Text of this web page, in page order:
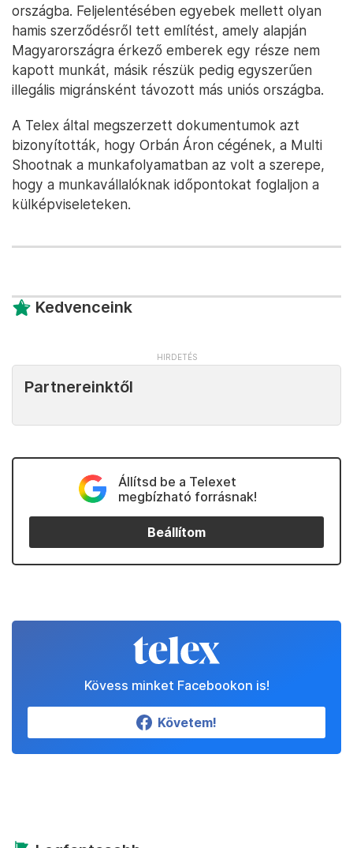
országba. Feljelentésében egyebek mellett olyan
hamis szerződésről tett említést, amely alapján
Magyarországra érkező emberek egy része nem
kapott munkát, másik részük pedig egyszerűen
illegális migránsként távozott más uniós országba.
A Telex által megszerzett dokumentumok azt
bizonyították, hogy Orbán Áron cégének, a Multi
Shootnak a munkafolyamatban az volt a szerepe,
hogy a munkavállalóknak időpontokat foglaljon a
külképviseleteken.
Kedvenceink
Partnereinktől
Állítsd be a Telexet
megbízható forrásnak!
Beállítom
Kövess minket Facebookon is!
Követem!